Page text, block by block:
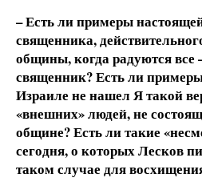
– Есть ли примеры
священника,
общины, когда радуются все
священник? Есть ли
Израиле не нашел Я такой
«внешних» людей, не
общине? Есть ли такие
сегодня, о которых Лесков
таком случае для